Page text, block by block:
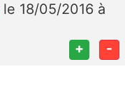
le 18/05/2016 à
+ -